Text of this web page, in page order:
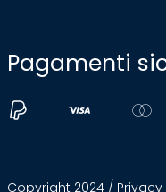
Pagamenti
Copyright 2024 / Privacy